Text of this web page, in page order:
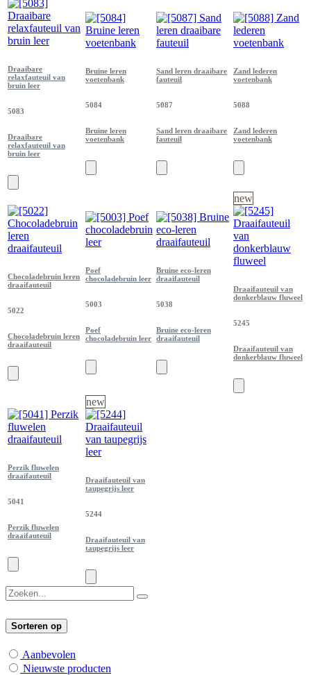
Draaibare
relaxfauteuil van
bruin leer
5083
Draaibare
relaxfauteuil van
bruin leer
Bruine leren
voetenbank
5084
Bruine leren
voetenbank
Sand leren draaibare
fauteuil
5087
Sand leren draaibare
fauteuil
Zand lederen
voetenbank
5088
Zand lederen
voetenbank
Chocoladebruin leren
draaifauteuil
5022
Chocoladebruin leren
draaifauteuil
Poef
chocoladebruin leer
5003
Poef
chocoladebruin leer
Bruine eco-leren
draaifauteuil
5038
Bruine eco-leren
draaifauteuil
new
Draaifauteuil van
donkerblauw fluweel
5245
Draaifauteuil van
donkerblauw fluweel
Perzik fluwelen
draaifauteuil
5041
Perzik fluwelen
draaifauteuil
new
Draaifauteuil van
taupegrijs leer
5244
Draaifauteuil van
taupegrijs leer
Sorteren op
Aanbevolen
Nieuwste producten